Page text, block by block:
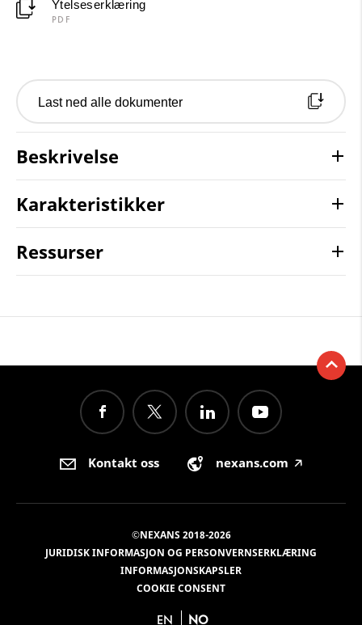
Ytelseserklæring
PDF
Last ned alle dokumenter
Beskrivelse
Karakteristikker
Ressurser
Kontakt oss nexans.com 🡥
©NEXANS 2018-2026
JURIDISK INFORMASJON OG PERSONVERNSERKLÆRING
INFORMASJONSKAPSLER
COOKIE CONSENT
EN NO